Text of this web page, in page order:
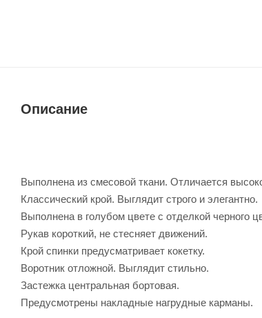
Описание
Выполнена из смесовой ткани. Отличается
Классический крой. Выглядит строго и элегантно.
Выполнена в голубом цвете с отделкой черного
Рукав короткий, не стесняет движений.
Крой спинки предусматривает кокетку.
Воротник отложной. Выглядит стильно.
Застежка центральная бортовая.
Предусмотрены накладные нагрудные карманы.